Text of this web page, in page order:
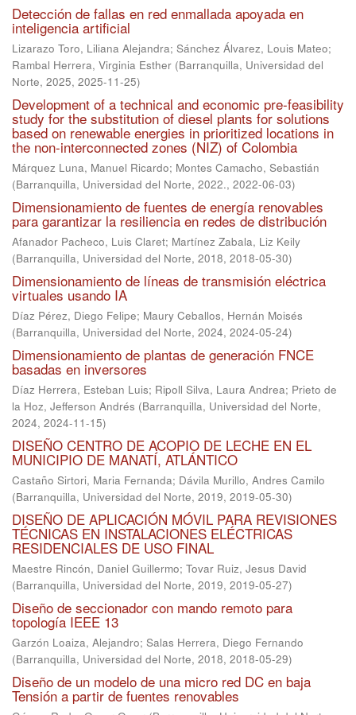
Detección de fallas en red enmallada apoyada en
inteligencia artificial
Lizarazo Toro, Liliana Alejandra; Sánchez Álvarez, Louis Mateo;
Rambal Herrera, Virginia Esther (Barranquilla, Universidad del
Norte, 2025, 2025-11-25)
Development of a technical and economic pre-feasibility
study for the substitution of diesel plants for solutions
based on renewable energies in prioritized locations in
the non-interconnected zones (NIZ) of Colombia
Márquez Luna, Manuel Ricardo; Montes Camacho, Sebastián
(Barranquilla, Universidad del Norte, 2022., 2022-06-03)
Dimensionamiento de fuentes de energía renovables
para garantizar la resiliencia en redes de distribución
Afanador Pacheco, Luis Claret; Martínez Zabala, Liz Keily
(Barranquilla, Universidad del Norte, 2018, 2018-05-30)
Dimensionamiento de líneas de transmisión eléctrica
virtuales usando IA
Díaz Pérez, Diego Felipe; Maury Ceballos, Hernán Moisés
(Barranquilla, Universidad del Norte, 2024, 2024-05-24)
Dimensionamiento de plantas de generación FNCE
basadas en inversores
Díaz Herrera, Esteban Luis; Ripoll Silva, Laura Andrea; Prieto de
la Hoz, Jefferson Andrés (Barranquilla, Universidad del Norte,
2024, 2024-11-15)
DISEÑO CENTRO DE ACOPIO DE LECHE EN EL
MUNICIPIO DE MANATÍ, ATLÁNTICO
Castaño Sirtori, Maria Fernanda; Dávila Murillo, Andres Camilo
(Barranquilla, Universidad del Norte, 2019, 2019-05-30)
DISEÑO DE APLICACIÓN MÓVIL PARA REVISIONES
TÉCNICAS EN INSTALACIONES ELÉCTRICAS
RESIDENCIALES DE USO FINAL
Maestre Rincón, Daniel Guillermo; Tovar Ruiz, Jesus David
(Barranquilla, Universidad del Norte, 2019, 2019-05-27)
Diseño de seccionador con mando remoto para
topología IEEE 13
Garzón Loaiza, Alejandro; Salas Herrera, Diego Fernando
(Barranquilla, Universidad del Norte, 2018, 2018-05-29)
Diseño de un modelo de una micro red DC en baja
Tensión a partir de fuentes renovables